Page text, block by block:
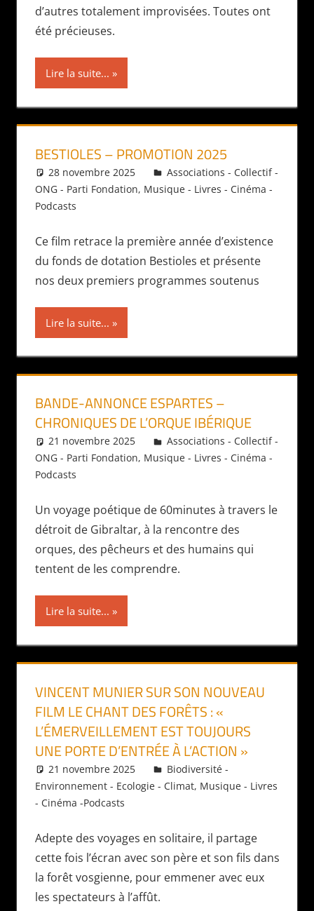
d’autres totalement improvisées. Toutes ont
été précieuses.
Lire la suite...
BESTIOLES – PROMOTION 2025
28 novembre 2025 Daniel
Associations - Collectif -
ONG - Parti Fondation, Musique - Livres - Cinéma -
Podcasts
Ce film retrace la première année d’existence
du fonds de dotation Bestioles et présente
nos deux premiers programmes soutenus
Lire la suite...
BANDE-ANNONCE ESPARTES –
CHRONIQUES DE L’ORQUE IBÉRIQUE
21 novembre 2025 Daniel
Associations - Collectif -
ONG - Parti Fondation, Musique - Livres - Cinéma -
Podcasts
Un voyage poétique de 60minutes à travers le
détroit de Gibraltar, à la rencontre des
orques, des pêcheurs et des humains qui
tentent de les comprendre.
Lire la suite...
VINCENT MUNIER SUR SON NOUVEAU
FILM LE CHANT DES FORÊTS : «
L’ÉMERVEILLEMENT EST TOUJOURS
UNE PORTE D’ENTRÉE À L’ACTION »
21 novembre 2025 Daniel
Biodiversité -
Environnement - Ecologie - Climat, Musique - Livres
- Cinéma -Podcasts
Adepte des voyages en solitaire, il partage
cette fois l’écran avec son père et son fils dans
la forêt vosgienne, pour emmener avec eux
les spectateurs à l’affût.